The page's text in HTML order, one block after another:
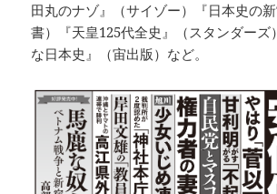
田丸のナゾ』（サイゾー）『日本史の
書）『天皇125代全史』（スタンダーズ
な日本史』（宙出版）など。